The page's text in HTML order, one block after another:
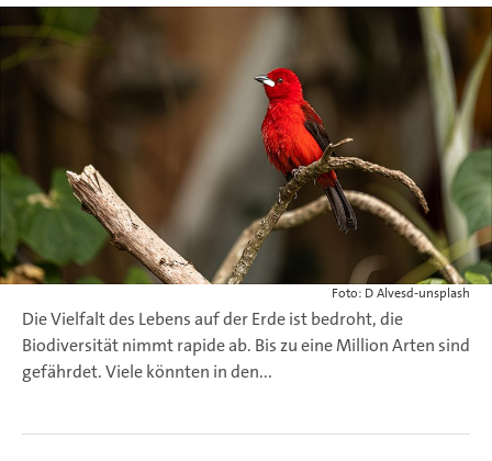
Foto: D Alvesd-unsplash
Die Vielfalt des Lebens auf der Erde ist bedroht, die
Biodiversität nimmt rapide ab. Bis zu eine Million Arten sind
gefährdet. Viele könnten in den...